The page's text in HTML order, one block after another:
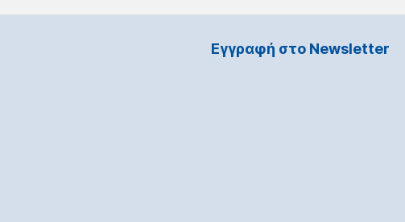
Εγγραφή στο Νewsletter